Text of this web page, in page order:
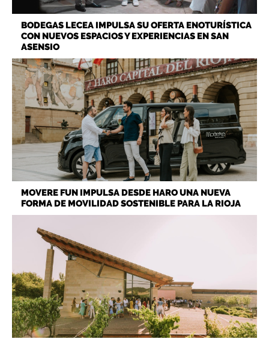
BODEGAS LECEA IMPULSA SU OFERTA ENOTURÍSTICA
CON NUEVOS ESPACIOS Y EXPERIENCIAS EN SAN
ASENSIO
MOVERE FUN IMPULSA DESDE HARO UNA NUEVA
FORMA DE MOVILIDAD SOSTENIBLE PARA LA RIOJA